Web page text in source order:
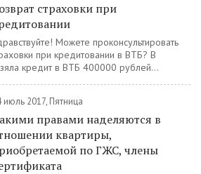
страховки при
Можете проконсультировать
при кредитовании в ВТБ? В
кредит в ВТБ 400000 рублей...
июль 2017, Пятница
правами наделяются в
квартиры,
по ГЖС, члены